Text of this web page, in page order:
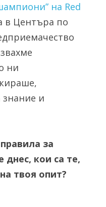
на Red
в Центъра по
ни
знание и
за
днес, кои са те,
твоя опит?